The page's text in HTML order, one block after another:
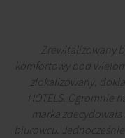
Zrewitalizowany
komfortowy pod
zlokalizowany,
HOTELS. Ogromnie
marka
biurowcu.